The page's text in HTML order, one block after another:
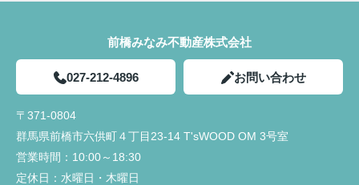
前橋みなみ不動産株式会社
027-212-4896 お問い合わせ
〒371-0804
群馬県前橋市六供町４丁目23‐14 T'sWOOD OM 3号室
営業時間： 10:00～18:30
定休日： 水曜日・木曜日